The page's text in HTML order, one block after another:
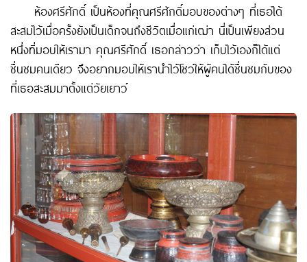
ห้องศรีศักดิ์ เป็นห้องที่คุณศรีศักดิ์มอบของต่างๆ ที่เธอได้
สะสมไว้เมื่อครั้งยังเป็นเด็กจนถึงชีวิตเมื่อแก่เฒ่า นี่เป็นเพียงส่วน
หนึ่งที่มอบให้เรามา คุณศรีศักดิ์ เธอกล่าวว่า เก็บไว้เองก็ได้แต่
ชื่นชมคนเดียว จึงอยากมอบให้เรานำไว้โชว์ให้ผู้คนได้ชื่นชมกับของ
ที่เธอสะสมมาตั้งแต่วัยเยาว์